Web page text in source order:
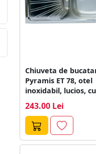
Chiuveta de
Pyramis ET 78, otel
inoxidabil, lucios,
243.00 Lei